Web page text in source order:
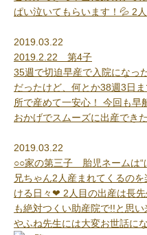
ぱい泣いてもらいます！💦 2
2019.03.22
2019.2.22 第4子
35週で切迫早産で入院になっ
だったけど、何とか38週3日
所で産めて一安心！ 今回も早
おかげでスムーズに出産でき
2019.03.22
○○家の第三子 胎児ネームは“
兄ちゃん2人産まれてくるの
ける日々❤ 2人目の出産は長
も絶対つくい助産院で!!と思
やふね先生には大変お世話に